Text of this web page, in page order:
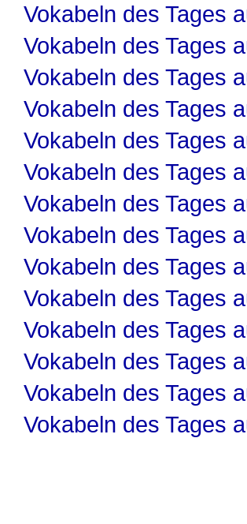
Vokabeln des Tages
Vokabeln des Tages
Vokabeln des Tages
Vokabeln des Tages
Vokabeln des Tages
Vokabeln des Tages
Vokabeln des Tages
Vokabeln des Tages
Vokabeln des Tages
Vokabeln des Tages
Vokabeln des Tages
Vokabeln des Tages
Vokabeln des Tages
Vokabeln des Tages